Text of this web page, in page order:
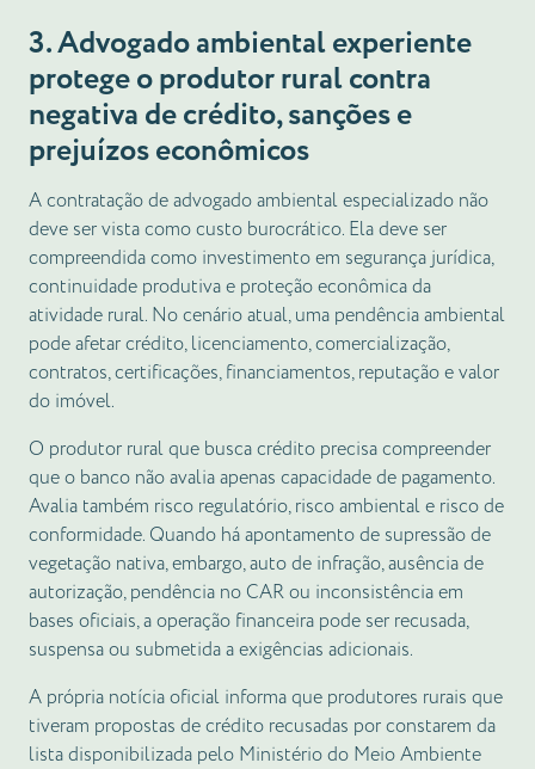
3. Advogado ambiental experiente
protege o produtor rural contra
negativa de crédito, sanções e
prejuízos econômicos
A contratação de advogado ambiental especializado não
deve ser vista como custo burocrático. Ela deve ser
compreendida como investimento em segurança jurídica,
continuidade produtiva e proteção econômica da
atividade rural. No cenário atual, uma pendência ambiental
pode afetar crédito, licenciamento, comercialização,
contratos, certificações, financiamentos, reputação e valor
do imóvel.
O produtor rural que busca crédito precisa compreender
que o banco não avalia apenas capacidade de pagamento.
Avalia também risco regulatório, risco ambiental e risco de
conformidade. Quando há apontamento de supressão de
vegetação nativa, embargo, auto de infração, ausência de
autorização, pendência no CAR ou inconsistência em
bases oficiais, a operação financeira pode ser recusada,
suspensa ou submetida a exigências adicionais.
A própria notícia oficial informa que produtores rurais que
tiveram propostas de crédito recusadas por constarem da
lista disponibilizada pelo Ministério do Meio Ambiente